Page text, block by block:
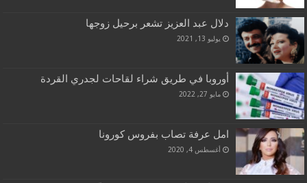
دلال عبد العزيز تشعر برحيل زوجها
يوليو 13, 2021
أوروبا في طريق شراء لقاحات لجدري القردة
مايو 27, 2022
امل عرفة تصاب بفروس كورونا
أغسطس 4, 2020